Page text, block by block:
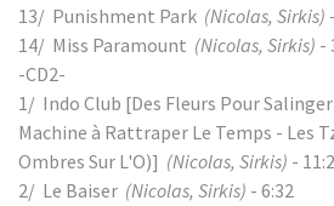
13/ Punishment Park (Nicolas, Sirkis)
14/ Miss Paramount (Nicolas, Sirkis) -
-CD2-
1/ Indo Club [Des Fleurs Pour Salinger
Machine à Rattraper Le Temps - Les
Ombres Sur L'O)] (Nicolas, Sirkis) -
2/ Le Baiser (Nicolas, Sirkis) - 6:32